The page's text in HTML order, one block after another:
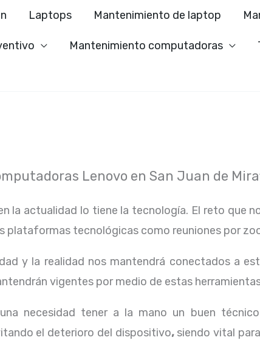
Laptops Mantenimiento de laptop
Mantenimiento computadoras
Lenovo en San Juan de
la actualidad lo tiene la tecnología. El reto que
plataformas tecnológicas como reuniones por
y la realidad nos mantendrá conectados a
vigentes por medio de estas
necesidad tener a la mano un buen
el deterioro del dispositivo, siendo vital